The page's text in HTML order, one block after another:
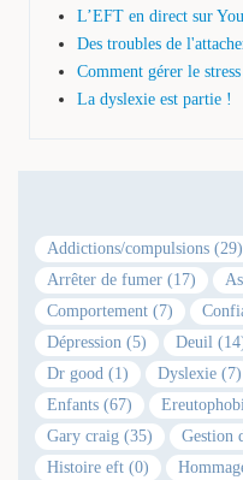
L’EFT en direct sur
Des troubles de
Comment gérer le stress
La dyslexie est partie !
Addictions/compulsions (29)
Arrêter de fumer (17)
Comportement (7)
Dépression (5)
Deuil
Dr good (1)
Dyslexie (7)
Enfants (67)
Gary craig (35)
Gestion
Histoire eft (0)